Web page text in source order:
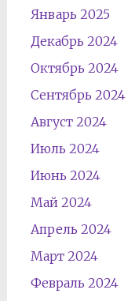
Январь 2025
Декабрь 2024
Октябрь 2024
Сентябрь 2024
Август 2024
Июль 2024
Июнь 2024
Май 2024
Апрель 2024
Март 2024
Февраль 2024